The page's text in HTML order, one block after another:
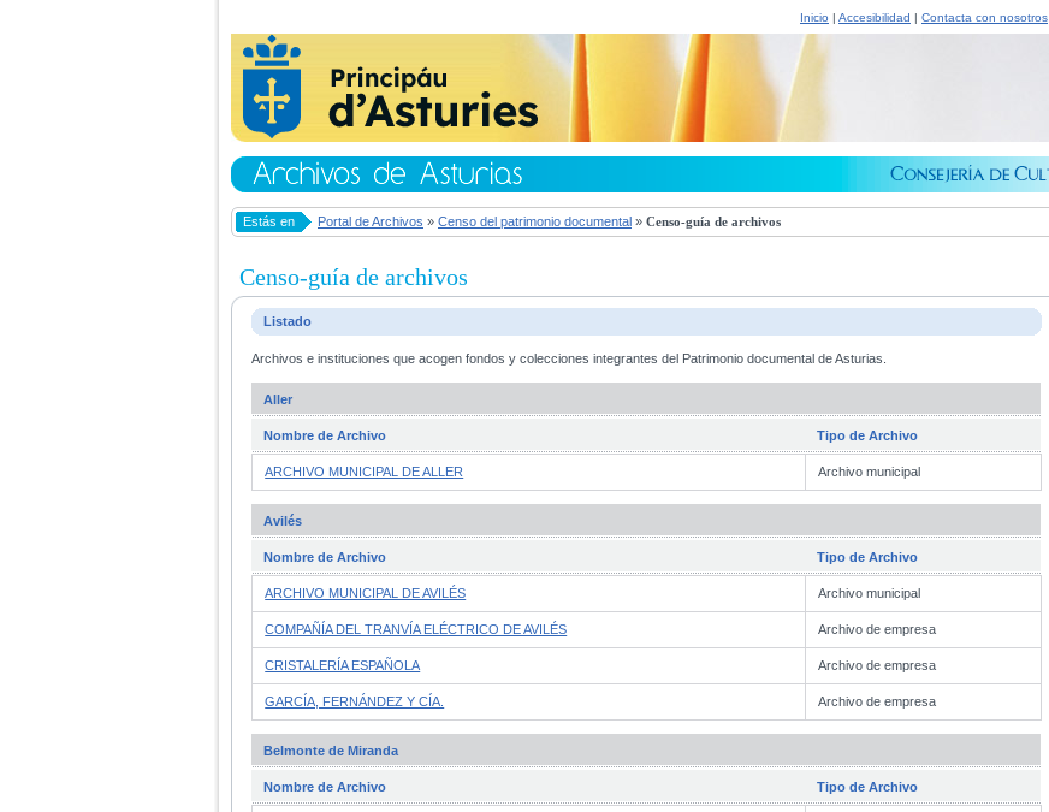
Inicio | Accesibilidad | Contacta con nosotros
Estás en Portal de Archivos » Censo del patrimonio documental » Censo-guía de archivos
Censo-guía de archivos
Listado
Archivos e instituciones que acogen fondos y colecciones integrantes del Patrimonio documental de Asturias.
Aller
Nombre de Archivo Tipo de Archivo
ARCHIVO MUNICIPAL DE ALLER Archivo municipal
Avilés
Nombre de Archivo Tipo de Archivo
ARCHIVO MUNICIPAL DE AVILÉS Archivo municipal
COMPAÑÍA DEL TRANVÍA ELÉCTRICO DE AVILÉS Archivo de empresa
CRISTALERÍA ESPAÑOLA Archivo de empresa
GARCÍA, FERNÁNDEZ Y CÍA. Archivo de empresa
Belmonte de Miranda
Nombre de Archivo Tipo de Archivo